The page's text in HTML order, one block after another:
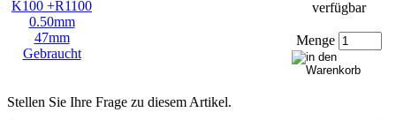
Menge
Stellen Sie Ihre Frage zu diesem Artikel.